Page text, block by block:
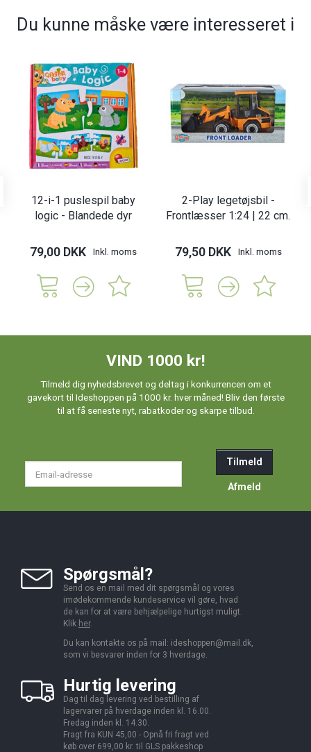
Du kunne måske være interesseret i
12-i-1 puslespil baby
logic - Blandede dyr
79,00 DKK Inkl. moms
2-Play legetøjsbil -
Frontlæsser 1:24 | 22 cm.
79,50 DKK Inkl. moms
VIND 1000 kr!
Tilmeld dig nyhedsbrevet og deltag i konkurrencen om et
gavekort til Ideshoppen på 1000 kr. hver måned! Bliv den første
til at få seneste nyt, rabatkoder og skarpe tilbud.
Tilmeld
Afmeld
Spørgsmål?
Send os en mail med dit spørgsmål og vores
imødekommende kundeservice vil gøre, hvad
de kan for at være behjælpelige hurtigst muligt.
Klik her.
Du kan kontakte os på mail: ideshoppen@mail.dk,
som vi besvarer inden for 3 hverdage.
Hurtig levering
Dag til dag levering ved bestilling af
lagervarer på hverdage inden kl. 16.00.
Fredag inden kl. 14.30.
Fragt fra KUN 45,00 - Opnå fri fragt ved
køb over 699,00 kr. til GLS pakkeshop